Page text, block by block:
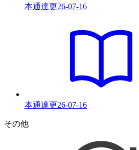
本通達更26-07-16
本通達更26-07-16
その他